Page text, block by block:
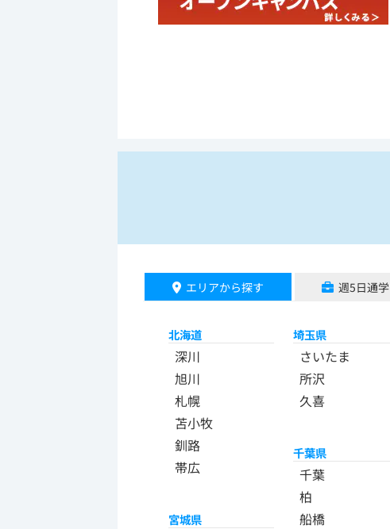
エリアから探す 週5日通学
北海道
深川
旭川
札幌
苫小牧
釧路
帯広
宮城県
埼玉県
さいたま
所沢
久喜
千葉県
千葉
柏
船橋